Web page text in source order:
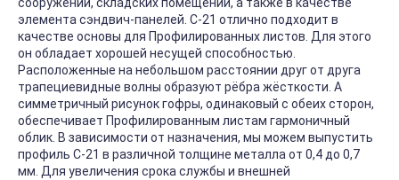
элемента сэндвич-панелей. С-21 отлично подходит в
качестве основы для Профилированных листов. Для этого
он обладает хорошей несущей способностью.
Расположенные на небольшом расстоянии друг от друга
трапециевидные волны образуют рёбра жёсткости. А
симметричный рисунок гофры, одинаковый с обеих сторон,
обеспечивает Профилированным листам гармоничный
облик. В зависимости от назначения, мы можем выпустить
профиль С-21 в различной толщине металла от 0,4 до 0,7
мм. Для увеличения срока службы и внешней